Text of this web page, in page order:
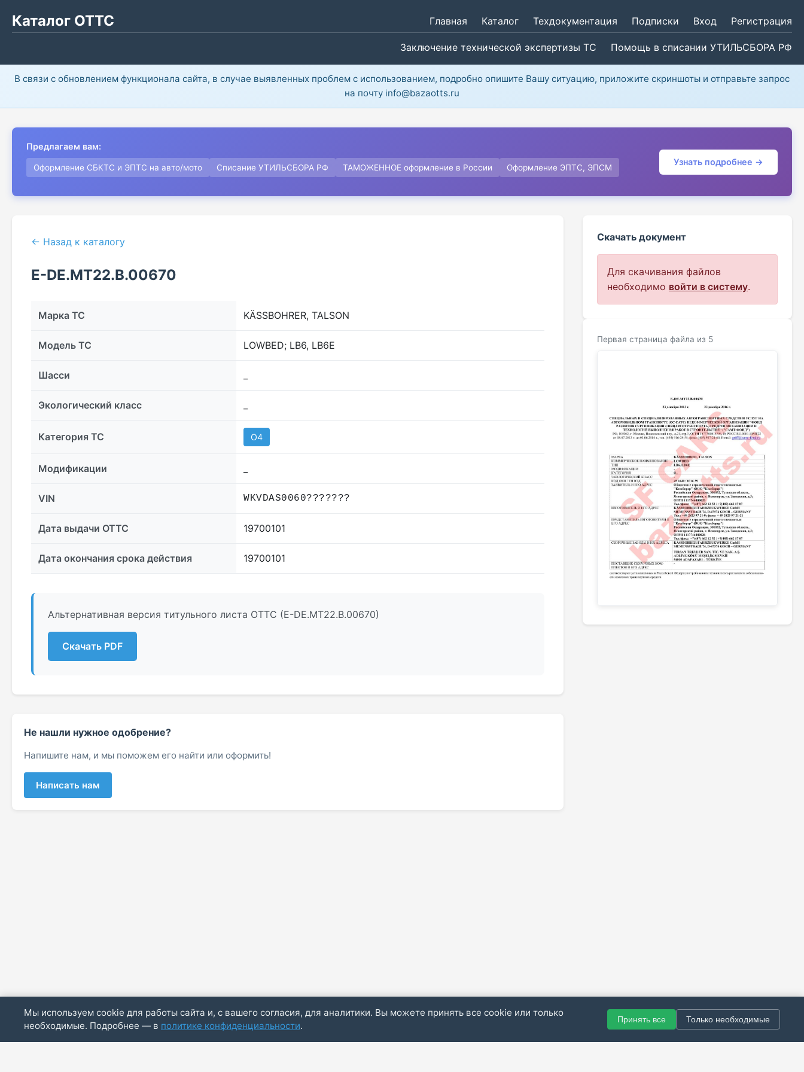
Каталог ОТТС Главная Каталог Техдокументация Подписки Вход Регистрация
Заключение технической экспертизы ТС Помощь в списании УТИЛЬСБОРА РФ
В связи с обновлением функционала сайта, в случае выявленных проблем с использованием, подробно опишите Вашу ситуацию, приложите скриншоты и отправьте запрос
на почту info@bazaotts.ru
Предлагаем вам:
Оформление СБКТС и ЭПТС на авто/мото Списание УТИЛЬСБОРА РФ ТАМОЖЕННОЕ оформление в России Оформление ЭПТС, ЭПСМ
Узнать подробнее →
← Назад к каталогу
E-DE.MT22.В.00670
Марка ТС KÄSSBOHRER, TALSON
Модель ТС LOWBED; LB6, LB6E
Шасси
Экологический класс
Категория ТС O4
Модификации
VIN WKVDAS0060???????
Дата выдачи ОТТС 19700101
Дата окончания срока действия 19700101
Альтернативная версия титульного листа ОТТС (E-DE.MT22.В.00670)
Скачать PDF
Скачать документ
Для скачивания файлов
необходимо войти в систему.
Первая страница файла из 5
Не нашли нужное одобрение?
Напишите нам, и мы поможем его найти или оформить!
Написать нам
Мы используем cookie для работы сайта и, с вашего согласия, для аналитики. Вы можете принять все cookie или только
необходимые. Подробнее — в политике конфиденциальности.
Принять все Только необходимые